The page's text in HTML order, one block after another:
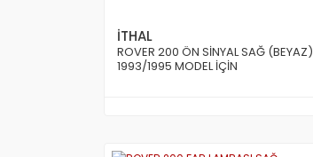
İTHAL
ROVER 200 ÖN SİNYAL SAĞ (BEYAZ)
1993/1995 MODEL İÇİN